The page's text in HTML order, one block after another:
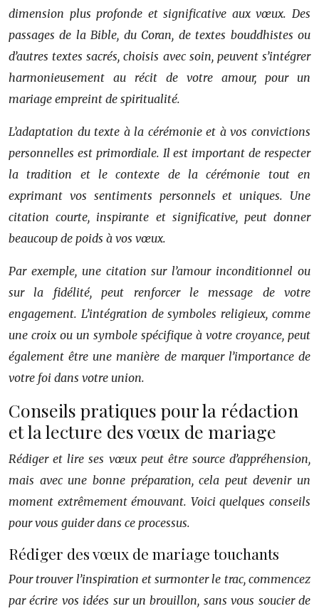
dimension plus profonde et significative aux vœux. Des
passages de la Bible, du Coran, de textes bouddhistes ou
d’autres textes sacrés, choisis avec soin, peuvent s’intégrer
harmonieusement au récit de votre amour, pour un
mariage empreint de spiritualité.
L’adaptation du texte à la cérémonie et à vos convictions
personnelles est primordiale. Il est important de respecter
la tradition et le contexte de la cérémonie tout en
exprimant vos sentiments personnels et uniques. Une
citation courte, inspirante et significative, peut donner
beaucoup de poids à vos vœux.
Par exemple, une citation sur l’amour inconditionnel ou
sur la fidélité, peut renforcer le message de votre
engagement. L’intégration de symboles religieux, comme
une croix ou un symbole spécifique à votre croyance, peut
également être une manière de marquer l’importance de
votre foi dans votre union.
Conseils pratiques pour la rédaction
et la lecture des vœux de mariage
Rédiger et lire ses vœux peut être source d’appréhension,
mais avec une bonne préparation, cela peut devenir un
moment extrêmement émouvant. Voici quelques conseils
pour vous guider dans ce processus.
Rédiger des vœux de mariage touchants
Pour trouver l’inspiration et surmonter le trac, commencez
par écrire vos idées sur un brouillon, sans vous soucier de